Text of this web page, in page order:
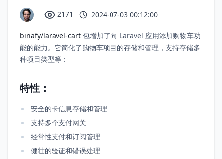
2171 2024-07-03 00:12:00
binafy/laravel-cart 包增加了向 Laravel 应用添加购物车功
能的能力。它简化了购物车项目的存储和管理，支持存储多
种项目类型等：
特性：
安全的卡信息存储和管理
支持多个支付网关
经常性支付和订阅管理
健壮的验证和错误处理